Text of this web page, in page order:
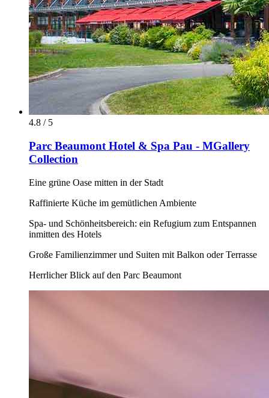
4.8 / 5
Parc Beaumont Hotel & Spa Pau - MGallery
Collection
Eine grüne Oase mitten in der Stadt
Raffinierte Küche im gemütlichen Ambiente
Spa- und Schönheitsbereich: ein Refugium zum Entspannen
inmitten des Hotels
Große Familienzimmer und Suiten mit Balkon oder Terrasse
Herrlicher Blick auf den Parc Beaumont